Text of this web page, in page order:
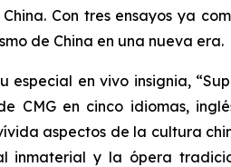
Con tres ensayos ya
de China en una nueva era.
especial en vivo insignia,
CMG en cinco idiomas,
aspectos de la cultura
inmaterial y la ópera